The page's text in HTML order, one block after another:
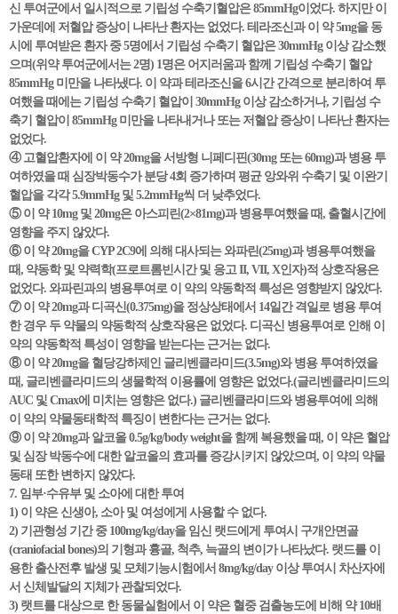
신 투여군에서 일시적으로 기립성 수축기혈압은 85mmHg이었다. 하지만 이
가운데에 저혈압 증상이 나타난 환자는 없었다. 테라조신과 이 약 5mg을 동
시에 투여받은 환자 중 5명에서 기립성 수축기 혈압은 30mmHg 이상 감소했
으며(위약 투여군에서는 2명) 1명은 어지러움과 함께 기립성 수축기 혈압
85mmHg 미만을 나타냈다. 이 약과 테라조신을 6시간 간격으로 분리하여 투
여했을 때에는 기립성 수축기 혈압이 30mmHg 이상 감소하거나, 기립성 수
축기 혈압이 85mmHg 미만을 나타내거나 또는 저혈압 증상이 나타난 환자는
없었다.
④ 고혈압환자에 이 약 20mg을 서방형 니페디핀(30mg 또는 60mg)과 병용 투
여하였을 때 심장박동수가 분당 4회 증가하며 평균 앙와위 수축기 및 이완기
혈압을 각각 5.9mmHg 및 5.2mmHg씩 더 낮추었다.
⑤ 이 약 10mg 및 20mg은 아스피린(2×81mg)과 병용투여했을 때, 출혈시간에
영향을 주지 않았다.
⑥ 이 약 20mg을 CYP 2C9에 의해 대사되는 와파린(25mg)과 병용투여했을
때, 약동학 및 약력학(프로트롬빈시간 및 응고 II, VII, X인자)적 상호작용은
없었다. 와파린과의 병용투여로 이 약의 약동학적 특성은 영향받지 않았다.
⑦ 이 약 20mg과 디곡신(0.375mg)을 정상상태에서 14일간 격일로 병용 투여
한 경우 두 약물의 약동학적 상호작용은 없었다. 디곡신 병용투여로 인해 이
약의 약동학적 특성이 영향을 받는다는 근거는 없다.
⑧ 이 약 20mg을 혈당강하제인 글리벤클라미드(3.5mg)와 병용 투여하였을
때, 글리벤클라미드의 생물학적 이용률에 영향은 없었다.(글리벤클라미드의
AUC 및 Cmax에 미치는 영향은 없다.) 글리벤클라미드와 병용투여에 의해
이 약의 약물동태학적 특징이 변한다는 근거는 없다.
⑨ 이 약 20mg과 알코올 0.5g/kg/body weight을 함께 복용했을 때, 이 약은 혈압
및 심장 박동수에 대한 알코올의 효과를 증강시키지 않았으며, 이 약의 약물
동태 또한 변하지 않았다.
7. 임부·수유부 및 소아에 대한 투여
1) 이 약은 신생아, 소아 및 여성에게 사용할 수 없다.
2) 기관형성 기간 중 100mg/kg/day을 임신 랫드에게 투여시 구개안면골
(craniofacial bones)의 기형과 흉골, 척추, 늑골의 변이가 나타났다. 랫드를 이
용한 출산전후 발생 및 모체기능시험에서 8mg/kg/day 이상 투여시 차산자에
서 신체발달의 지체가 관찰되었다.
3) 랫트를 대상으로 한 동물실험에서 이 약은 혈중 검출농도에 비해 약 10배